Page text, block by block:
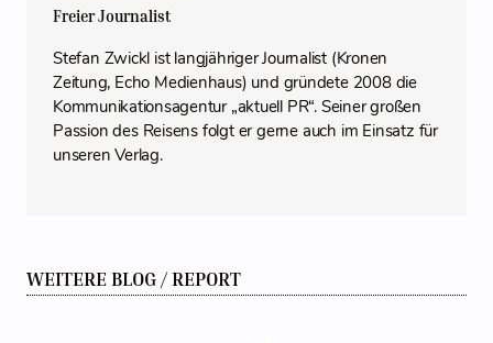
Freier Journalist
Stefan Zwickl ist langjähriger Journalist (Kronen
Zeitung, Echo Medienhaus) und gründete 2008 die
Kommunikationsagentur „aktuell PR“. Seiner großen
Passion des Reisens folgt er gerne auch im Einsatz für
unseren Verlag.
WEITERE BLOG / REPORT